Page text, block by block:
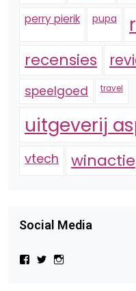
perry pierik pupa
recensies
speelgoed travel
uitgeverij
vtech winactie
Social Media
BekijkBekijk